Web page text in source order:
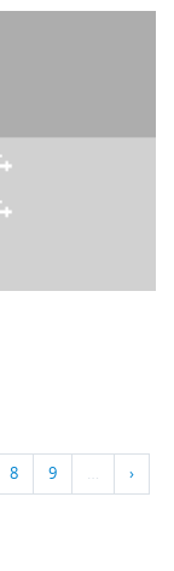
8 9 … ›